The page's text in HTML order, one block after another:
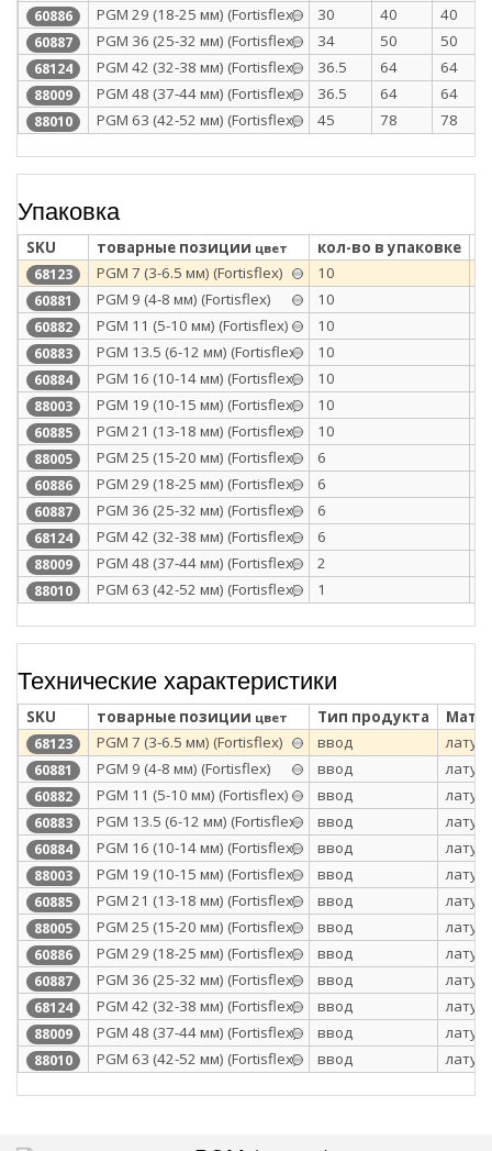
60886 PGM 29 (18-25 мм) (Fortisflex) 30 40 40
60887 PGM 36 (25-32 мм) (Fortisflex) 34 50 50
68124 PGM 42 (32-38 мм) (Fortisflex) 36.5 64 64
88009 PGM 48 (37-44 мм) (Fortisflex) 36.5 64 64
88010 PGM 63 (42-52 мм) (Fortisflex) 45 78 78
Упаковка
SKU товарные позиции цвет кол-во в упаковке
68123 PGM 7 (3-6.5 мм) (Fortisflex) 10
60881 PGM 9 (4-8 мм) (Fortisflex) 10
60882 PGM 11 (5-10 мм) (Fortisflex) 10
60883 PGM 13.5 (6-12 мм) (Fortisflex) 10
60884 PGM 16 (10-14 мм) (Fortisflex) 10
88003 PGM 19 (10-15 мм) (Fortisflex) 10
60885 PGM 21 (13-18 мм) (Fortisflex) 10
88005 PGM 25 (15-20 мм) (Fortisflex) 6
60886 PGM 29 (18-25 мм) (Fortisflex) 6
60887 PGM 36 (25-32 мм) (Fortisflex) 6
68124 PGM 42 (32-38 мм) (Fortisflex) 6
88009 PGM 48 (37-44 мм) (Fortisflex) 2
88010 PGM 63 (42-52 мм) (Fortisflex) 1
Технические характеристики
SKU товарные позиции цвет Тип продукта
68123 PGM 7 (3-6.5 мм) (Fortisflex) ввод
60881 PGM 9 (4-8 мм) (Fortisflex) ввод
60882 PGM 11 (5-10 мм) (Fortisflex) ввод
60883 PGM 13.5 (6-12 мм) (Fortisflex) ввод
60884 PGM 16 (10-14 мм) (Fortisflex) ввод
88003 PGM 19 (10-15 мм) (Fortisflex) ввод
60885 PGM 21 (13-18 мм) (Fortisflex) ввод
88005 PGM 25 (15-20 мм) (Fortisflex) ввод
60886 PGM 29 (18-25 мм) (Fortisflex) ввод
60887 PGM 36 (25-32 мм) (Fortisflex) ввод
68124 PGM 42 (32-38 мм) (Fortisflex) ввод
88009 PGM 48 (37-44 мм) (Fortisflex) ввод
88010 PGM 63 (42-52 мм) (Fortisflex) ввод